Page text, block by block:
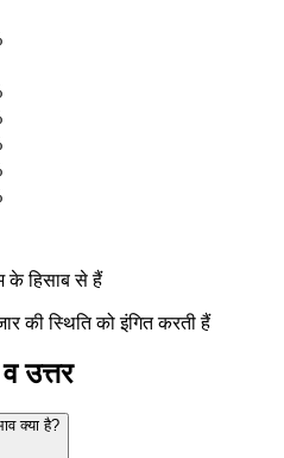
के हिसाब से हैं
की स्थिति को इंगित करती हैं
उत्तर
क्या है?